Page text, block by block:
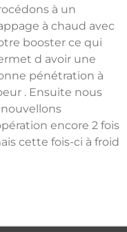
à un
à chaud avec
booster ce qui
d avoir une
pénétration à
. Ensuite nous
encore 2 fois
cette fois-ci à froid